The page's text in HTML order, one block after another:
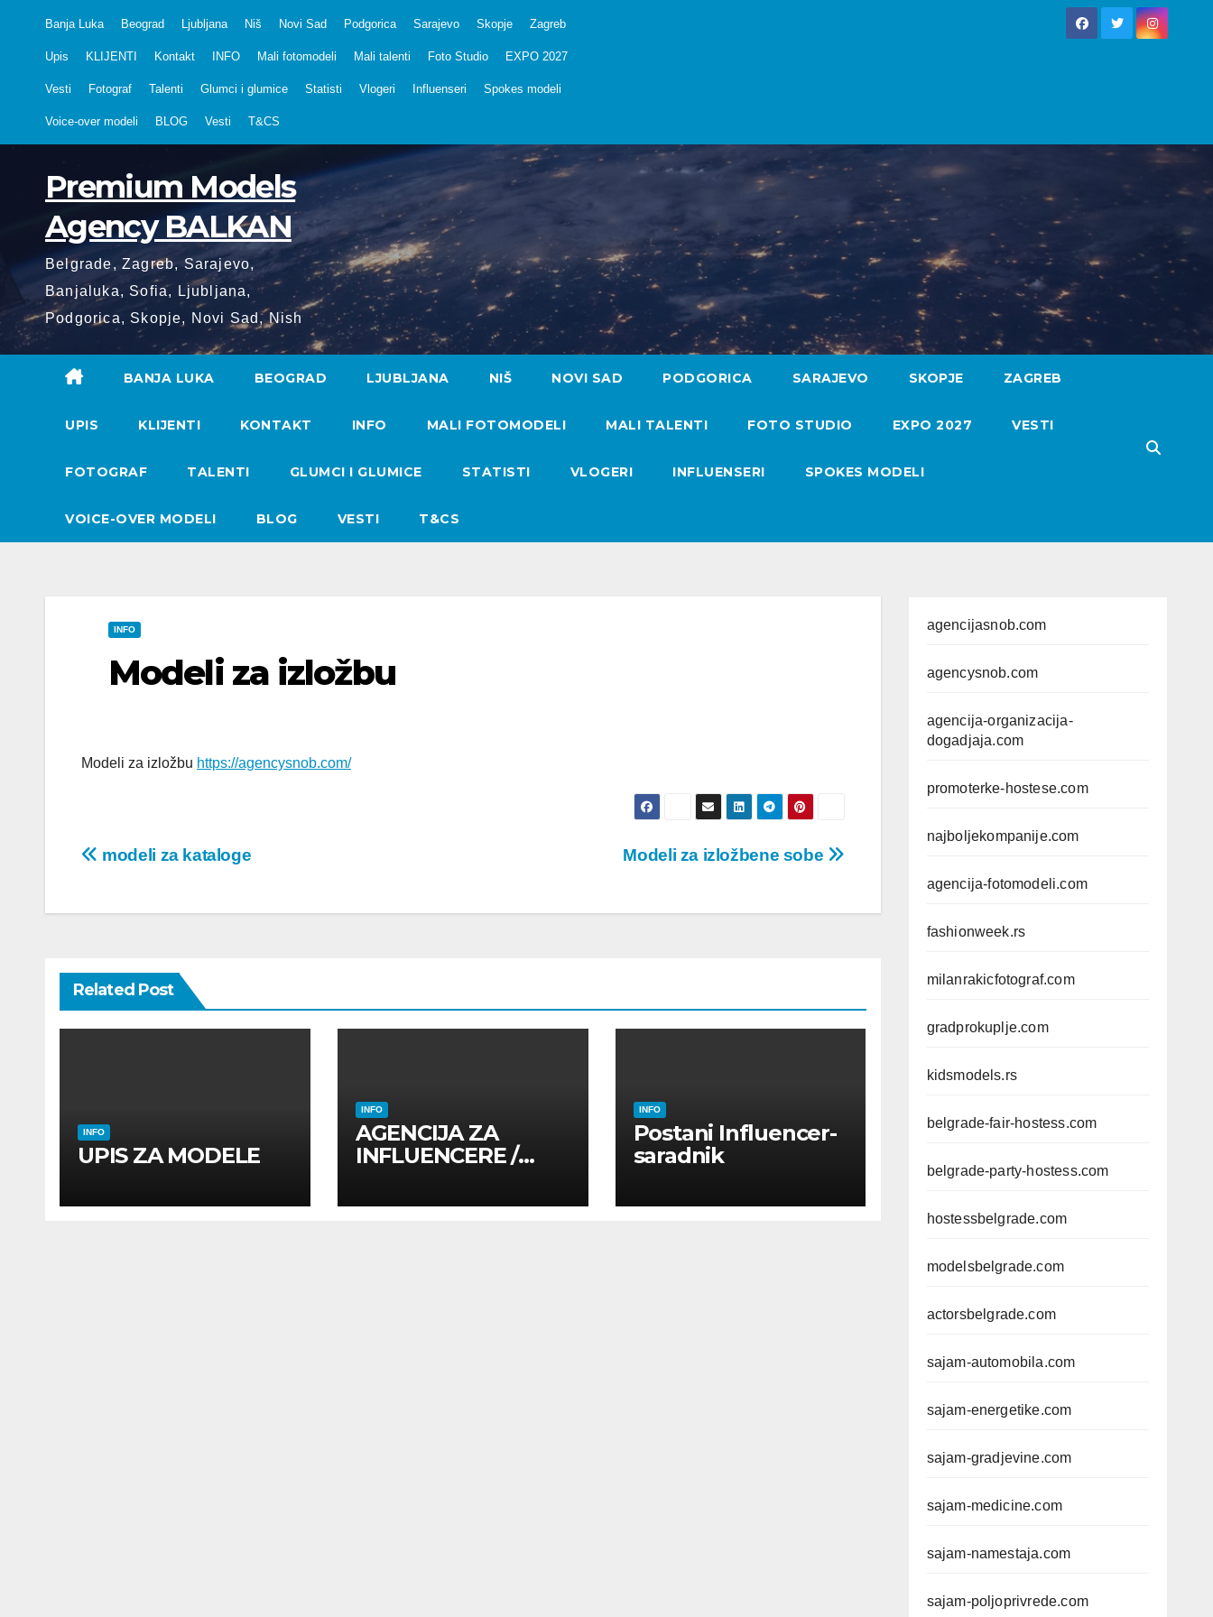
Banja Luka Beograd Ljubljana Niš Novi Sad Podgorica Sarajevo Skopje Zagreb
Upis KLIJENTI Kontakt INFO Mali fotomodeli Mali talenti Foto Studio EXPO 2027
Vesti Fotograf Talenti Glumci i glumice Statisti Vlogeri Influenseri Spokes modeli
Voice-over modeli BLOG Vesti T&CS
Premium Models
Agency BALKAN
Belgrade, Zagreb, Sarajevo,
Banjaluka, Sofia, Ljubljana,
Podgorica, Skopje, Novi Sad, Nish
BANJA LUKA BEOGRAD LJUBLJANA NIŠ NOVI SAD PODGORICA SARAJEVO SKOPJE ZAGREB
UPIS KLIJENTI KONTAKT INFO MALI FOTOMODELI MALI TALENTI FOTO STUDIO EXPO 2027 VESTI
FOTOGRAF TALENTI GLUMCI I GLUMICE STATISTI VLOGERI INFLUENSERI SPOKES MODELI
VOICE-OVER MODELI BLOG VESTI T&CS
INFO
Modeli za izložbu
Modeli za izložbu https://agencysnob.com/
Post
Modeli za izložbene sobe
modeli za kataloge
Related Post
INFO
UPIS ZA MODELE
INFO
AGENCIJA ZA
INFLUENCERE /
UTICAJNE OSOBE
INFO
Postani Influencer-
saradnik
agencijasnob.com
agencysnob.com
agencija-organizacija-
dogadjaja.com
promoterke-hostese.com
najboljekompanije.com
agencija-fotomodeli.com
fashionweek.rs
milanrakicfotograf.com
gradprokuplje.com
kidsmodels.rs
belgrade-fair-hostess.com
belgrade-party-hostess.com
hostessbelgrade.com
modelsbelgrade.com
actorsbelgrade.com
sajam-automobila.com
sajam-energetike.com
sajam-gradjevine.com
sajam-medicine.com
sajam-namestaja.com
sajam-poljoprivrede.com